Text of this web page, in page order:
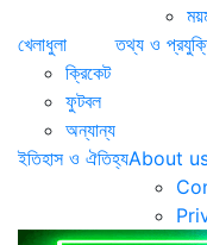
খেলাধুলা
ক্রিকেট
ফুটবল
অন্যান্য
তথ্য ও
ইতিহাস ও ঐতিহ্যAbout